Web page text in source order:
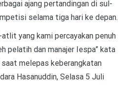
ajang pertandingan di sul-
selama tiga hari ke depan.
yang kami percayakan penuh
pelatih dan manajer Iespa” kata
melepas keberangkatan
Hasanuddin, Selasa 5 Juli